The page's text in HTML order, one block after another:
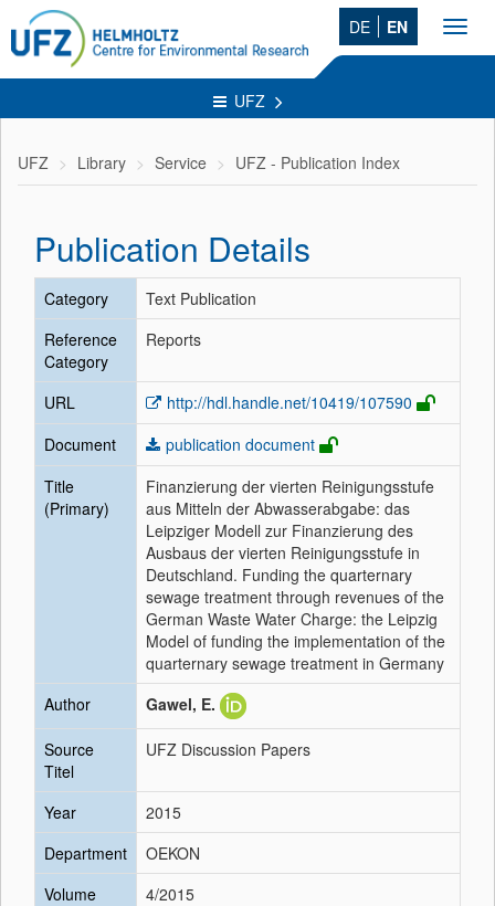
DE EN
UFZ
UFZ Library Service UFZ - Publication Index
Publication Details
Category
Text Publication
Reference
Category
Reports
URL
http://hdl.handle.net/10419/107590
Document
publication document
Title
(Primary)
Finanzierung der vierten Reinigungsstufe
aus Mitteln der Abwasserabgabe: das
Leipziger Modell zur Finanzierung des
Ausbaus der vierten Reinigungsstufe in
Deutschland. Funding the quarternary
sewage treatment through revenues of the
German Waste Water Charge: the Leipzig
Model of funding the implementation of the
quarternary sewage treatment in Germany
Author
Gawel, E.
Source
Titel
UFZ Discussion Papers
Year
2015
Department
OEKON
Volume
4/2015